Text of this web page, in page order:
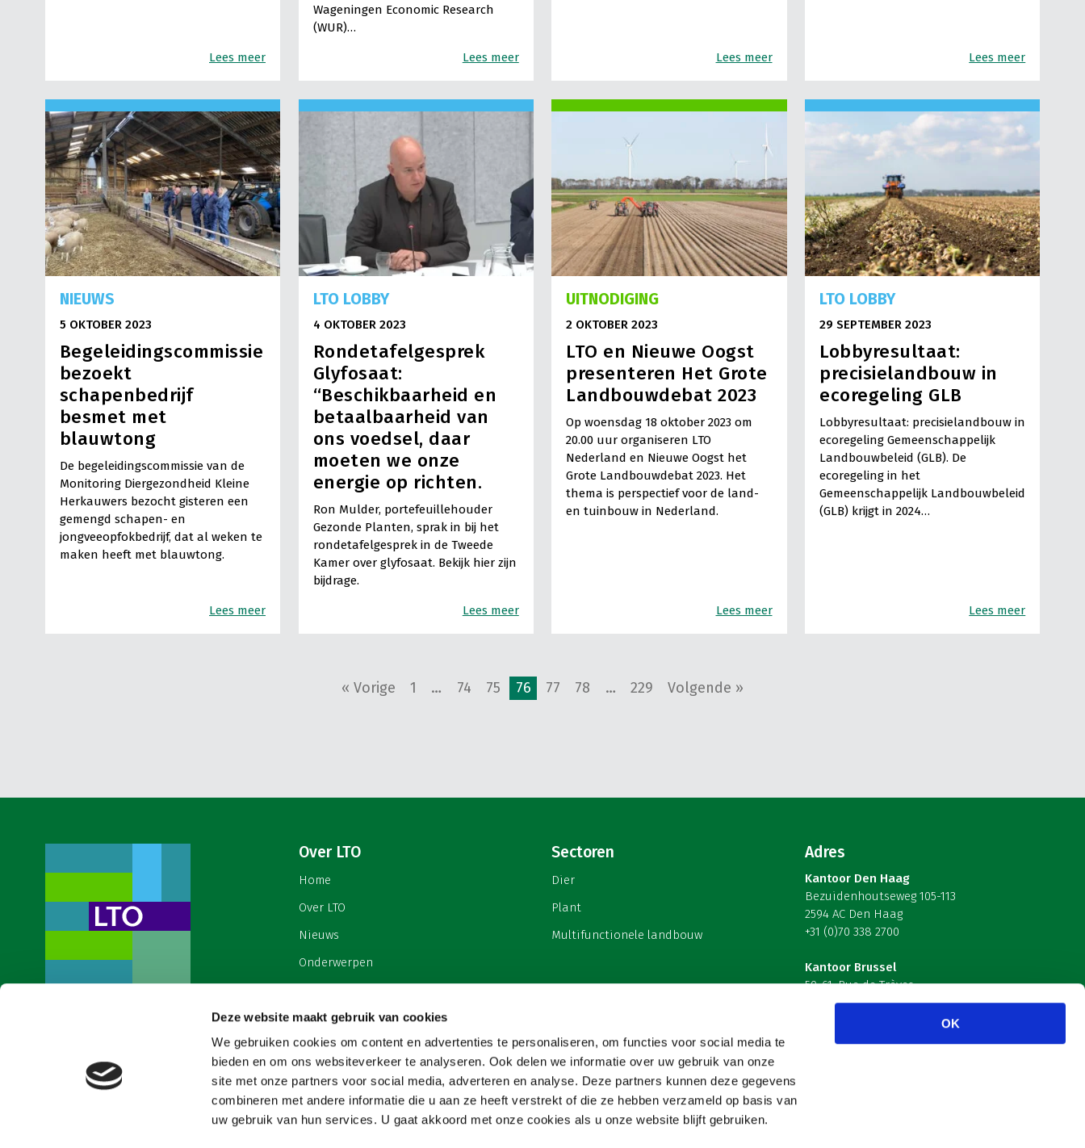
Deze website maakt gebruik van cookies
We gebruiken cookies om content en advertenties te personaliseren, om functies voor social media te
bieden en om ons websiteverkeer te analyseren. Ook delen we informatie over uw gebruik van onze
site met onze partners voor social media, adverteren en analyse. Deze partners kunnen deze gegevens
combineren met andere informatie die u aan ze heeft verstrekt of die ze hebben verzameld op basis van
uw gebruik van hun services. U gaat akkoord met onze cookies als u onze website blijft gebruiken.
OK
Lees meer
Wageningen Economic Research
(WUR)…
Lees meer Lees meer Lees meer
NIEUWS
5 OKTOBER 2023
Begeleidingscommissie
bezoekt
schapenbedrijf
besmet met
blauwtong
De begeleidingscommissie van de
Monitoring Diergezondheid Kleine
Herkauwers bezocht gisteren een
gemengd schapen- en
jongveeopfokbedrijf, dat al weken te
maken heeft met blauwtong.
Lees meer
LTO LOBBY
4 OKTOBER 2023
Rondetafelgesprek
Glyfosaat:
“Beschikbaarheid en
betaalbaarheid van
ons voedsel, daar
moeten we onze
energie op richten.
Ron Mulder, portefeuillehouder
Gezonde Planten, sprak in bij het
rondetafelgesprek in de Tweede
Kamer over glyfosaat. Bekijk hier zijn
bijdrage.
Lees meer
UITNODIGING
2 OKTOBER 2023
LTO en Nieuwe Oogst
presenteren Het Grote
Landbouwdebat 2023
Op woensdag 18 oktober 2023 om
20.00 uur organiseren LTO
Nederland en Nieuwe Oogst het
Grote Landbouwdebat 2023. Het
thema is perspectief voor de land-
en tuinbouw in Nederland.
Lees meer
LTO LOBBY
29 SEPTEMBER 2023
Lobbyresultaat:
precisielandbouw in
ecoregeling GLB
Lobbyresultaat: precisielandbouw in
ecoregeling Gemeenschappelijk
Landbouwbeleid (GLB). De
ecoregeling in het
Gemeenschappelijk Landbouwbeleid
(GLB) krijgt in 2024…
Lees meer
« Vorige 1 … 74 75 76 77 78 … 229 Volgende »
werkgeversorganisatie met meerwaarde,
voor een sector met meerwaarde. Dat is
Land- en Tuinbouw Organisatie
Nederland (LTO).
Over LTO
Home
Over LTO
Nieuws
Onderwerpen
Contact
Cookies & privacy
Sectoren
Dier
Plant
Multifunctionele landbouw
Adres
Kantoor Den Haag
Bezuidenhoutseweg 105-113
2594 AC Den Haag
+31 (0)70 338 2700
Kantoor Brussel
59-61, Rue de Trèves
B-1040 Brussel – België
Volg ons